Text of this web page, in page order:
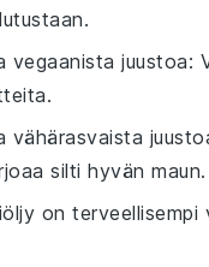
vegaanista juustoa:
vähärasvaista
silti hyvän maun.
on